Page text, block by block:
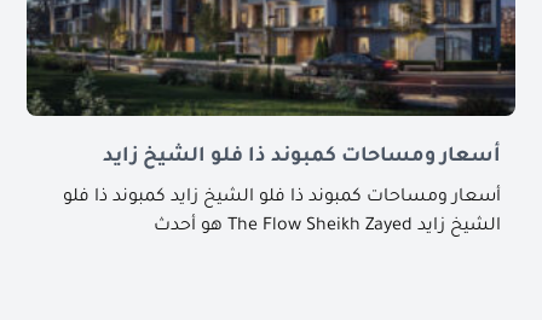
أسعار ومساحات كمبوند ذا فلو الشيخ زايد
أسعار ومساحات كمبوند ذا فلو الشيخ زايد كمبوند ذا فلو
الشيخ زايد The Flow Sheikh Zayed هو أحدث